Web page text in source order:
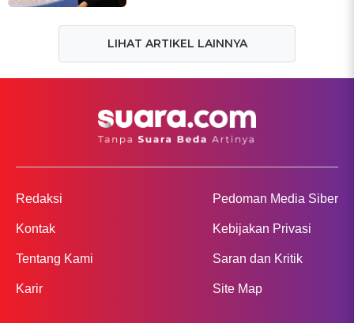
LIHAT ARTIKEL LAINNYA
Redaksi
Kontak
Tentang Kami
Karir
Pedoman Media Siber
Kebijakan Privasi
Saran dan Kritik
Site Map